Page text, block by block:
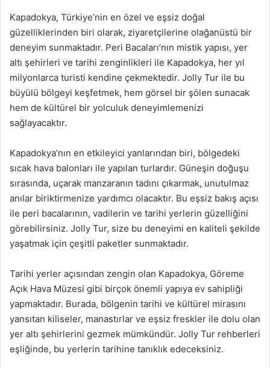
Kapadokya, Türkiye’nin en özel ve eşsiz doğal
güzelliklerinden biri olarak, ziyaretçilerine olağanüstü bir
deneyim sunmaktadır. Peri Bacaları’nın mistik yapısı, yer
altı şehirleri ve tarihi zenginlikleri ile Kapadokya, her yıl
milyonlarca turisti kendine çekmektedir. Jolly Tur ile bu
büyülü bölgeyi keşfetmek, hem görsel bir şölen sunacak
hem de kültürel bir yolculuk deneyimlemenizi
sağlayacaktır.
Kapadokya’nın en etkileyici yanlarından biri, bölgedeki
sıcak hava balonları ile yapılan turlardır. Güneşin doğuşu
sırasında, uçarak manzaranın tadını çıkarmak, unutulmaz
anılar biriktirmenize yardımcı olacaktır. Bu eşsiz bakış açısı
ile peri bacalarının, vadilerin ve tarihi yerlerin güzelliğini
görebilirsiniz. Jolly Tur, size bu deneyimi en kaliteli şekilde
yaşatmak için çeşitli paketler sunmaktadır.
Tarihi yerler açısından zengin olan Kapadokya, Göreme
Açık Hava Müzesi gibi birçok önemli yapıya ev sahipliği
yapmaktadır. Burada, bölgenin tarihi ve kültürel mirasını
yansıtan kiliseler, manastırlar ve eşsiz freskler ile dolu olan
yer altı şehirlerini gezmek mümkündür. Jolly Tur rehberleri
eşliğinde, bu yerlerin tarihine tanıklık edeceksiniz.